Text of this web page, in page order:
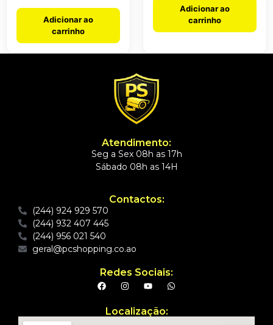
Adicionar ao
carrinho
Adicionar ao
carrinho
Atendimento:
Seg a Sex 08h as 17h
Sábado 08h as 14H
Contactos:
(244) 924 929 570
(244) 932 407 445
(244) 956 021 540
geral@pcshopping.co.ao
Redes Sociais:
Localização: